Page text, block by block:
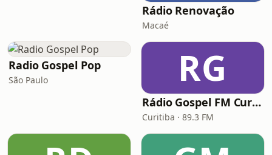
Rádio Renovação
Macaé
Radio Gospel Pop
São Paulo RG
Rádio Gospel FM Curitiba
Curitiba · 89.3 FM